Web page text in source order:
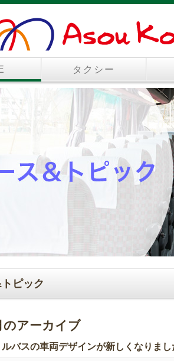
タクシー
ピック
のアーカイブ
バスの車両デザインが新しくなりまし